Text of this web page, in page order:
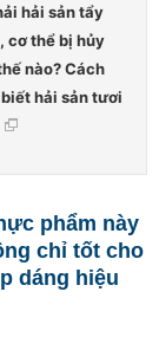
hải sản tẩy
cơ thể bị hủy
nào? Cách
hải sản tươi
phẩm này
chỉ tốt cho
dáng hiệu